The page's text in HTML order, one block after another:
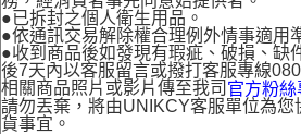
●已拆封之個人衛生用品。
●依通訊交易解除權合理例外情事適用
●收到商品後如發現有瑕疵、破損、缺
後7天內以客服留言或撥打客服專線
相關商品照片或影片傳至我司 官方粉絲
請勿丟棄，將由UNIKCY客服單位為
貨事宜。